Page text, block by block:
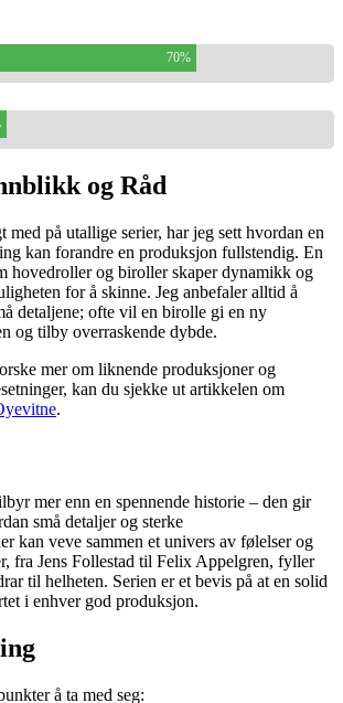
70%
og Råd
med på utallige serier, har jeg sett hvordan en
kan forandre en produksjon fullstendig. En
hovedroller og biroller skaper dynamikk og
for å skinne. Jeg anbefaler alltid å
detaljene; ofte vil en birolle gi en ny
og tilby overraskende dybde.
mer om liknende produksjoner og
kan du sjekke ut artikkelen om
.
mer enn en spennende historie – den gir
små detaljer og sterke
kan veve sammen et univers av følelser og
fra Jens Follestad til Felix Appelgren, fyller
til helheten. Serien er et bevis på at en solid
i enhver god produksjon.
å ta med seg: